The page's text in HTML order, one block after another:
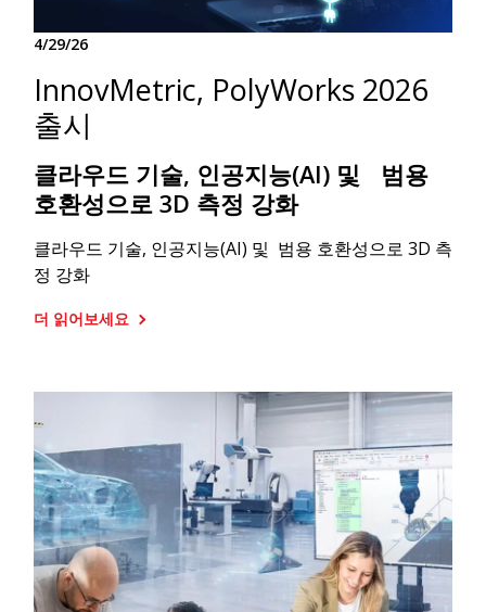
4/29/26
InnovMetric, PolyWorks 2026
출시
클라우드 기술, 인공지능(AI) 및 범용
호환성으로 3D 측정 강화
클라우드 기술, 인공지능(AI) 및 범용 호환성으로 3D 측
정 강화
더 읽어보세요